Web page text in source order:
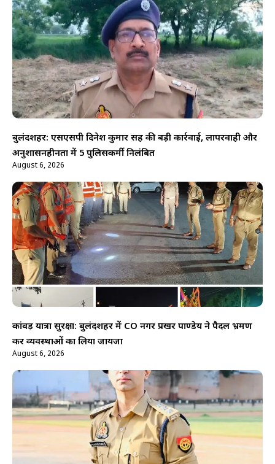
बुलंदशहर: एसएसपी दिनेश कुमार सिंह की बड़ी कार्रवाई, लापरवाही और
अनुशासनहीनता में 5 पुलिसकर्मी निलंबित
August 6, 2026
कांवड़ यात्रा सुरक्षा: बुलंदशहर में CO नगर प्रखर पाण्डेय ने पैदल भ्रमण
कर व्यवस्थाओं का लिया जायजा
August 6, 2026